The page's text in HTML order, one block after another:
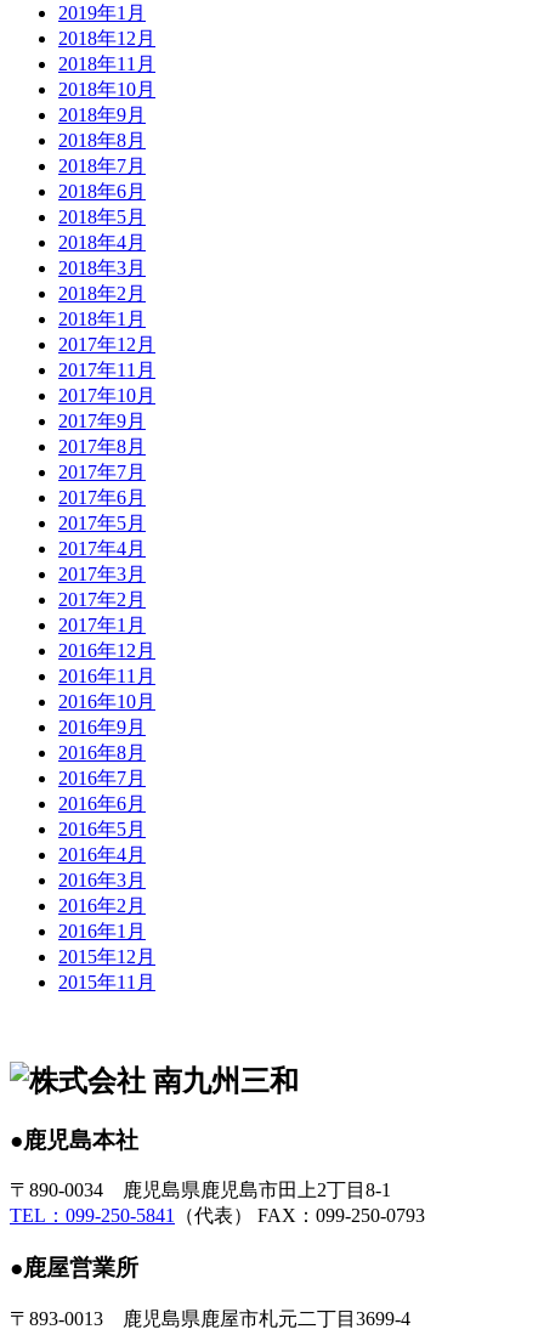
2019年1月
2018年12月
2018年11月
2018年10月
2018年9月
2018年8月
2018年7月
2018年6月
2018年5月
2018年4月
2018年3月
2018年2月
2018年1月
2017年12月
2017年11月
2017年10月
2017年9月
2017年8月
2017年7月
2017年6月
2017年5月
2017年4月
2017年3月
2017年2月
2017年1月
2016年12月
2016年11月
2016年10月
2016年9月
2016年8月
2016年7月
2016年6月
2016年5月
2016年4月
2016年3月
2016年2月
2016年1月
2015年12月
2015年11月
●鹿児島本社
〒890-0034 鹿児島県鹿児島市田上2丁目8-1
TEL：099-250-5841
（代表） FAX：099-250-0793
●鹿屋営業所
〒893-0013 鹿児島県鹿屋市札元二丁目3699-4